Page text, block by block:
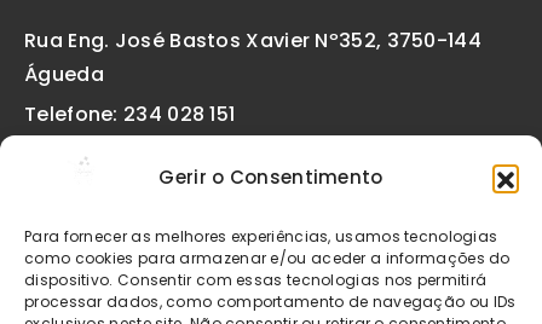
Gerir o Consentimento
Para fornecer as melhores experiências, usamos tecnologias
como cookies para armazenar e/ou aceder a informações do
dispositivo. Consentir com essas tecnologias nos permitirá
processar dados, como comportamento de navegação ou IDs
Rua Eng. José Bastos Xavier Nº352, 3750-144
Águeda
Telefone: 234 028 151
geral@etiquetas-online.pt
Os preços indicados incluem IVA à taxa legal em vigor. Todos